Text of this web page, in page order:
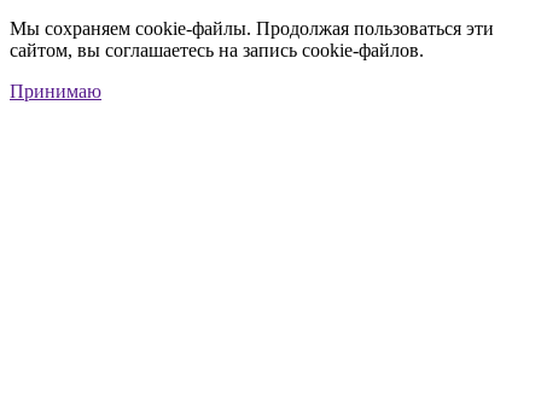
Мы сохраняем cookie-файлы. Продолжая пользоваться эти
сайтом, вы соглашаетесь на запись cookie-файлов.
Принимаю